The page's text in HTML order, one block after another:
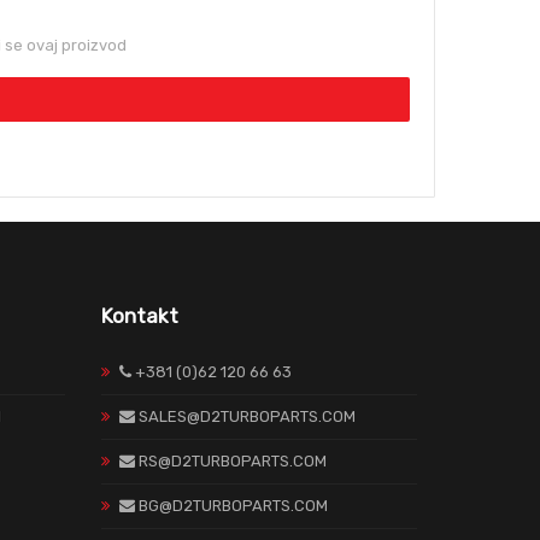
ovaj proizvod
Kontakt
+381 (0)62 120 66 63
SALES@D2TURBOPARTS.COM
RS@D2TURBOPARTS.COM
BG@D2TURBOPARTS.COM